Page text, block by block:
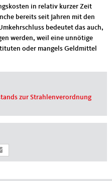
in relativ kurzer Zeit
bereits seit Jahren mit den
bedeutet das auch,
werden, weil eine unnötige
oder mangels Geldmittel
zur Strahlenverordnung